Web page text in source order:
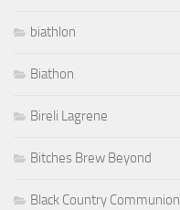
biathlon
Biathon
Bireli Lagrene
Bitches Brew Beyond
Black Country Communion